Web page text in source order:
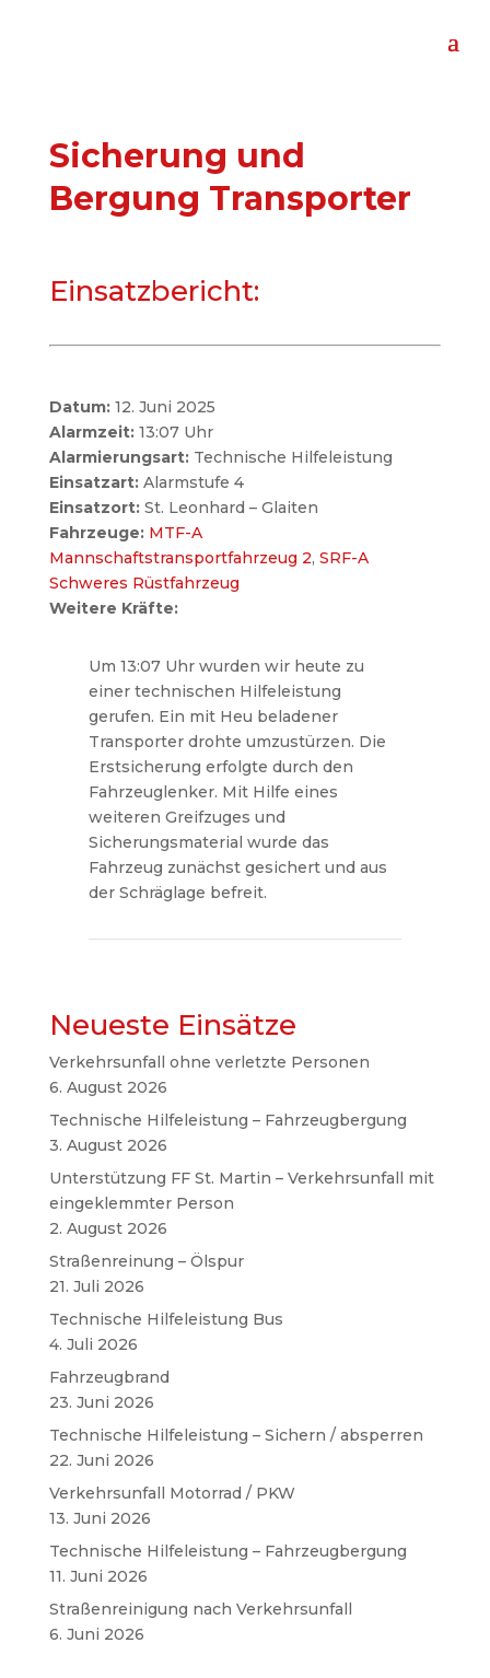
Sicherung und
Bergung Transporter
Einsatzbericht:
Datum:12. Juni 2025
Alarmzeit:13:07 Uhr
Alarmierungsart:Technische Hilfeleistung
Einsatzart:Alarmstufe 4
Einsatzort:St. Leonhard – Glaiten
Fahrzeuge: MTF-A
Mannschaftstransportfahrzeug 2, SRF-A
Schweres Rüstfahrzeug
Weitere Kräfte:
Um 13:07 Uhr wurden wir heute zu
einer technischen Hilfeleistung
gerufen. Ein mit Heu beladener
Transporter drohte umzustürzen. Die
Erstsicherung erfolgte durch den
Fahrzeuglenker. Mit Hilfe eines
weiteren Greifzuges und
Sicherungsmaterial wurde das
Fahrzeug zunächst gesichert und aus
der Schräglage befreit.
Neueste Einsätze
Verkehrsunfall ohne verletzte Personen
6. August 2026
Technische Hilfeleistung – Fahrzeugbergung
3. August 2026
Unterstützung FF St. Martin – Verkehrsunfall mit
eingeklemmter Person
2. August 2026
Straßenreinung – Ölspur
21. Juli 2026
Technische Hilfeleistung Bus
4. Juli 2026
Fahrzeugbrand
23. Juni 2026
Technische Hilfeleistung – Sichern / absperren
22. Juni 2026
Verkehrsunfall Motorrad / PKW
13. Juni 2026
Technische Hilfeleistung – Fahrzeugbergung
11. Juni 2026
Straßenreinigung nach Verkehrsunfall
6. Juni 2026